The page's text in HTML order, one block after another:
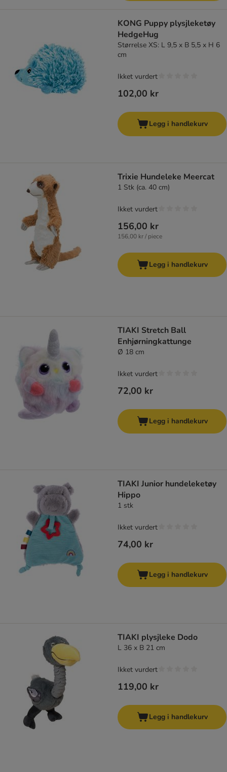
KONG Puppy plysjleketøy
HedgeHug
Størrelse XS: L 9,5 x B 5,5 x H 6
cm
102,00 kr
Ikket vurdert
Legg i handlekurv
Trixie Hundeleke Meercat
1 Stk (ca. 40 cm)
156,00 kr
156,00 kr / piece
Ikket vurdert
Legg i handlekurv
TIAKI Stretch Ball
Enhjørningkattunge
Ø 18 cm
72,00 kr
Ikket vurdert
Legg i handlekurv
TIAKI Junior hundeleketøy
Hippo
1 stk
74,00 kr
Ikket vurdert
Legg i handlekurv
TIAKI plysjleke Dodo
L 36 x B 21 cm
119,00 kr
Ikket vurdert
Legg i handlekurv